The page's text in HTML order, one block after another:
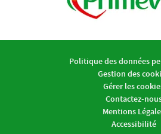
Politique des données
Gestion des
Gérer les
Contactez-
Mentions
Accessibilité